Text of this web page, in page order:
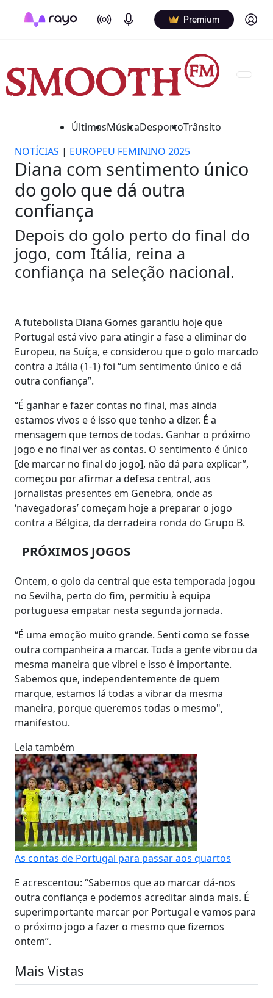
On Air Podcasts Premium Log in
ÚltimasMúsicaDesportoTrânsito
NOTÍCIAS | EUROPEU FEMININO 2025
Diana com sentimento único
do golo que dá outra
confiança
Depois do golo perto do final do
jogo, com Itália, reina a
confiança na seleção nacional.
A futebolista Diana Gomes garantiu hoje que
Portugal está vivo para atingir a fase a eliminar do
Europeu, na Suíça, e considerou que o golo marcado
contra a Itália (1-1) foi “um sentimento único e dá
outra confiança”.
“É ganhar e fazer contas no final, mas ainda
estamos vivos e é isso que tenho a dizer. É a
mensagem que temos de todas. Ganhar o próximo
jogo e no final ver as contas. O sentimento é único
[de marcar no final do jogo], não dá para explicar”,
começou por afirmar a defesa central, aos
jornalistas presentes em Genebra, onde as
‘navegadoras’ começam hoje a preparar o jogo
contra a Bélgica, da derradeira ronda do Grupo B.
PRÓXIMOS JOGOS
Ontem, o golo da central que esta temporada jogou
no Sevilha, perto do fim, permitiu à equipa
portuguesa empatar nesta segunda jornada.
“É uma emoção muito grande. Senti como se fosse
outra companheira a marcar. Toda a gente vibrou da
mesma maneira que vibrei e isso é importante.
Sabemos que, independentemente de quem
marque, estamos lá todas a vibrar da mesma
maneira, porque queremos todas o mesmo",
manifestou.
Leia também
As contas de Portugal para passar aos quartos
E acrescentou: “Sabemos que ao marcar dá-nos
outra confiança e podemos acreditar ainda mais. É
superimportante marcar por Portugal e vamos para
o próximo jogo a fazer o mesmo que fizemos
ontem”.
Mais Vistas